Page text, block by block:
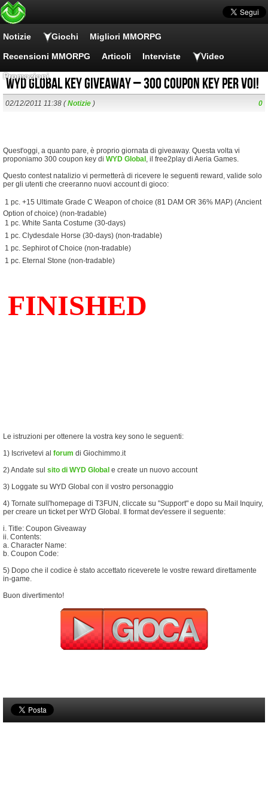
Notizie Giochi Migliori MMORPG
Recensioni MMORPG Articoli Interviste Video
Promozioni
WYD Global key giveaway – 300 coupon key per voi!
02/12/2011 11:38 (Notizie ) 0
Quest'oggi, a quanto pare, è proprio giornata di giveaway. Questa volta vi
proponiamo 300 coupon key di WYD Global , il free2play di Aeria Games.
Questo contest natalizio vi permetterà di ricevere le seguenti reward, valide solo
per gli utenti che creeranno nuovi account di gioco:
 1 pc. +15 Ultimate Grade C Weapon of choice (81 DAM OR 36% MAP) (Ancient
Option of choice) (non-tradable)
 1 pc. White Santa Costume (30-days)
 1 pc. Clydesdale Horse (30-days) (non-tradable)
 1 pc. Sephirot of Choice (non-tradable)
 1 pc. Eternal Stone (non-tradable)
Le istruzioni per ottenere la vostra key sono le seguenti:
1) Iscrivetevi al forum di Giochimmo.it
2) Andate sul sito di WYD Global e create un nuovo account
3) Loggate su WYD Global con il vostro personaggio
4) Tornate sull'homepage di T3FUN, cliccate su "Support" e dopo su Mail Inquiry,
per creare un ticket per WYD Global. Il format dev'essere il seguente:
i. Title: Coupon Giveaway
ii. Contents:
a. Character Name:
b. Coupon Code:
5) Dopo che il codice è stato accettato riceverete le vostre reward direttamente
in-game.
Buon divertimento!